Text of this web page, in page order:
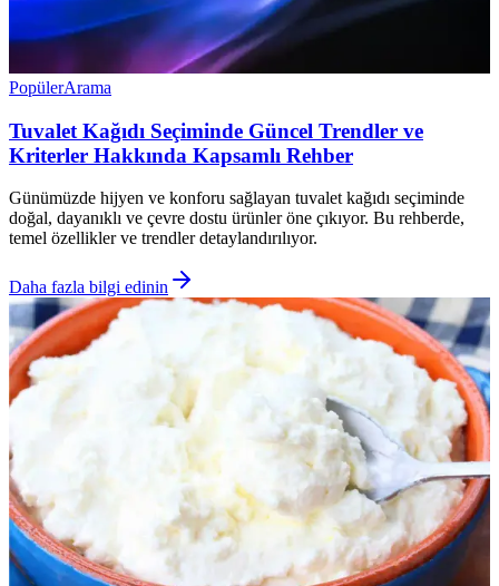
PopülerArama
Tuvalet Kağıdı Seçiminde Güncel Trendler ve
Kriterler Hakkında Kapsamlı Rehber
Günümüzde hijyen ve konforu sağlayan tuvalet kağıdı seçiminde
doğal, dayanıklı ve çevre dostu ürünler öne çıkıyor. Bu rehberde,
temel özellikler ve trendler detaylandırılıyor.
Daha fazla bilgi edinin